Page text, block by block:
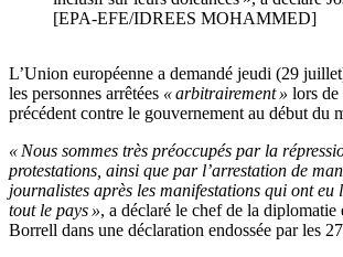
[EPA-EFE/IDREES MOHAMMED]
L’Union européenne a demandé jeudi (29
les personnes arrêtées « arbitrairement » lors de
précédent contre le gouvernement au début du
« Nous sommes très préoccupés par la
protestations, ainsi que par l’arrestation de
journalistes après les manifestations qui ont eu
tout le pays », a déclaré le chef de la diplomatie
Borrell dans une déclaration endossée par les